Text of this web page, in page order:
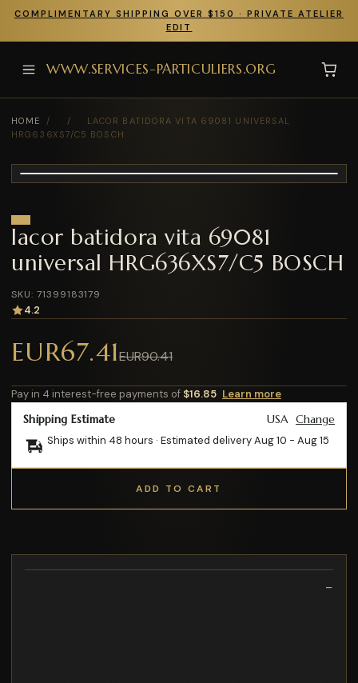
COMPLIMENTARY SHIPPING OVER $150 · PRIVATE ATELIER
EDIT
WWW.SERVICES-PARTICULIERS.ORG
HOME / /
LACOR BATIDORA VITA 69081 UNIVERSAL
HRG636XS7/C5 BOSCH
lacor batidora vita 69081
universal HRG636XS7/C5 BOSCH
SKU: 71399183179
4.2
EUR67.41EUR90.41
Pay in 4 interest-free payments of $16.85 Learn more
Shipping Estimate USA Change
Ships within 48 hours · Estimated deliveryAug 10 - Aug 15
ADD TO CART